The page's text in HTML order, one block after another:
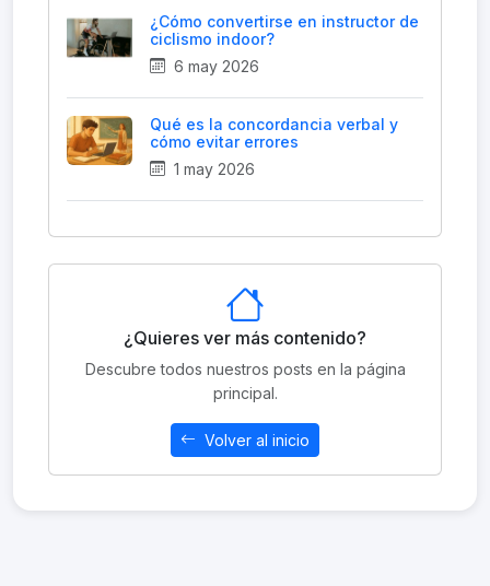
¿Cómo convertirse en instructor de
ciclismo indoor?
6 may 2026
Qué es la concordancia verbal y
cómo evitar errores
1 may 2026
¿Quieres ver más contenido?
Descubre todos nuestros posts en la página
principal.
Volver al inicio